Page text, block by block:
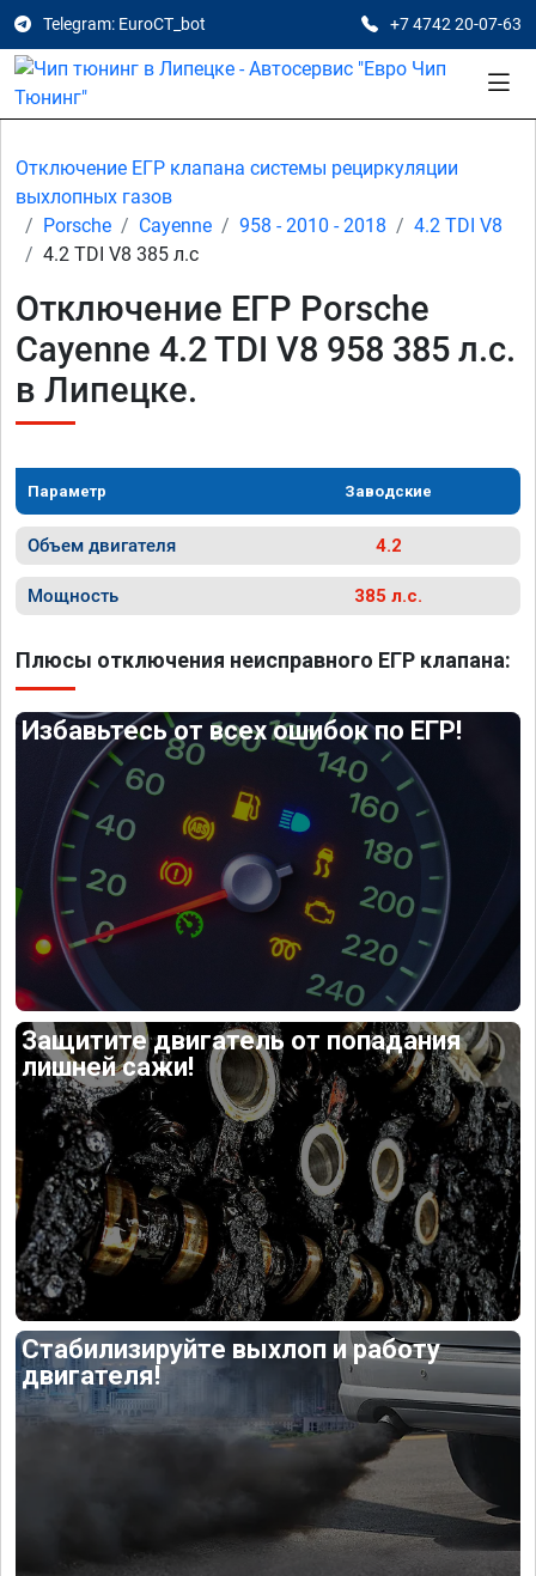
Telegram: EuroCT_bot +7 4742 20-07-63
Отключение ЕГР клапана системы рециркуляции
выхлопных газов
Porsche
Cayenne 958 - 2010 - 2018
4.2 TDI V8
4.2 TDI V8 385 л.с
Отключение ЕГР Porsche
Cayenne 4.2 TDI V8 958 385 л.с.
в Липецке.
Параметр Заводские
Объем двигателя 4.2
Мощность 385 л.с.
Плюсы отключения неисправного ЕГР клапана:
Избавьтесь от всех ошибок по ЕГР!
Защитите двигатель от попадания
лишней сажи!
Стабилизируйте выхлоп и работу
двигателя!